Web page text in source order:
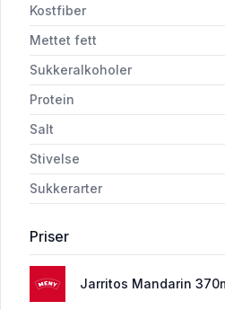
Kostfiber
Mettet fett
Sukkeralkoholer
Protein
Salt
Stivelse
Sukkerarter
Priser
Jarritos Mandarin